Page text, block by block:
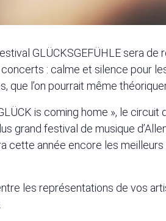
GLÜCKSGEFÜHLE sera
: calme et silence pour
l’on pourrait même
is coming home », le
grand festival de musique
cette année encore les
les représentations de vos